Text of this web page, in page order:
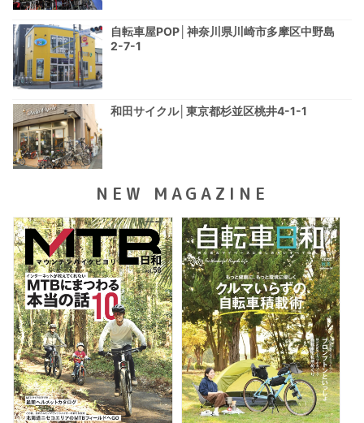
自転車屋POP│神奈川県川崎市多摩区中野島
2-7-1
和田サイクル│東京都杉並区桃井4-1-1
NEW MAGAZINE